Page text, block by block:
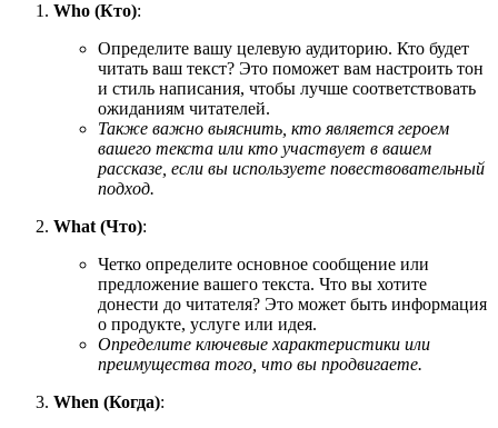
Who (Кто):
Определите вашу целевую аудиторию. Кто будет
читать ваш текст? Это поможет вам настроить тон
и стиль написания, чтобы лучше соответствовать
ожиданиям читателей.
Также важно выяснить, кто является героем
вашего текста или кто участвует в вашем
рассказе, если вы используете повествовательный
подход.
What (Что):
Четко определите основное сообщение или
предложение вашего текста. Что вы хотите
донести до читателя? Это может быть информация
о продукте, услуге или идея.
Определите ключевые характеристики или
преимущества того, что вы продвигаете.
When (Когда):